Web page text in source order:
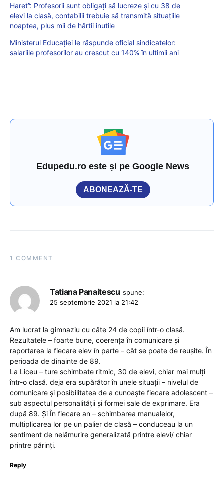
Haret”: Profesorii sunt obligați să lucreze și cu 38 de
elevi la clasă, contabilii trebuie să transmită situațiile
noaptea, plus mii de hârtii inutile
Ministerul Educației le răspunde oficial sindicatelor:
salariile profesorilor au crescut cu 140% în ultimii ani
Edupedu.ro este și pe Google News
ABONEAZĂ-TE
1 COMMENT
Tatiana Panaitescu spune:
25 septembrie 2021 la 21:42
Am lucrat la gimnaziu cu câte 24 de copii într-o clasă.
Rezultatele – foarte bune, coerența în comunicare și
raportarea la fiecare elev în parte – cât se poate de reușite. În
perioada de dinainte de 89.
La Liceu – ture schimbate ritmic, 30 de elevi, chiar mai mulți
într-o clasă. deja era supărător în unele situații – nivelul de
comunicare și posibilitatea de a cunoaște fiecare adolescent –
sub aspectul personalității și formei sale de exprimare. Era
după 89. Și În fiecare an – schimbarea manualelor,
multiplicarea lor pe un palier de clasă – conduceau la un
sentiment de nelămurire generalizată printre elevi/ chiar
printre părinți.
Reply